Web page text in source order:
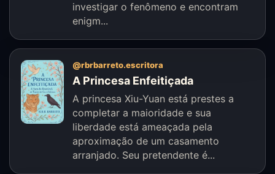
investigar o fenômeno e encontram
enigm...
@rbrbarreto.escritora
A Princesa Enfeitiçada
A princesa Xiu-Yuan está prestes a
completar a maioridade e sua
liberdade está ameaçada pela
aproximação de um casamento
arranjado. Seu pretendente é...